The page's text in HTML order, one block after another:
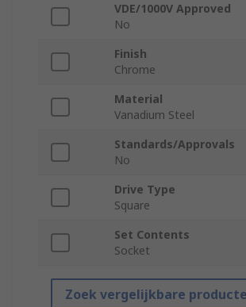
VDE/1000V Approved
No
Finish
Chrome
Material
Vanadium Steel
Standards/Approvals
No
Drive Type
Square
Set Contents
Socket
Zoek vergelijkbare